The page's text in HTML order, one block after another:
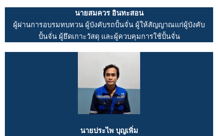
นายสมควร อินทะสอน
ผู้ผ่านการอบรมทบทวน ผู้บังคับรถปั้นจั่น ผู้ให้สัญญาณแก่ผู้บังคับ
ปั้นจั่น ผู้ยึดเกาะวัสดุ และผู้ควบคุมการใช้ปั้นจั่น
นายประไพ บุญเพิ่ม